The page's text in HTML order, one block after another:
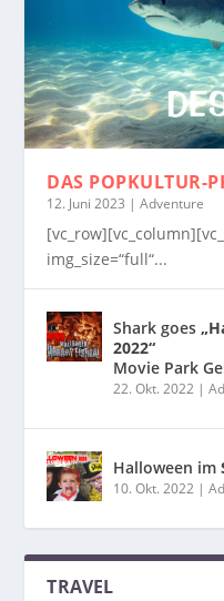
DAS POPKULTUR-
12. Juni 2023 |Adventure
img_size=“full“...
Shark goes
2022“
Movie Park
22. Okt. 2022 |
Halloween im
10. Okt. 2022 |
TRAVEL